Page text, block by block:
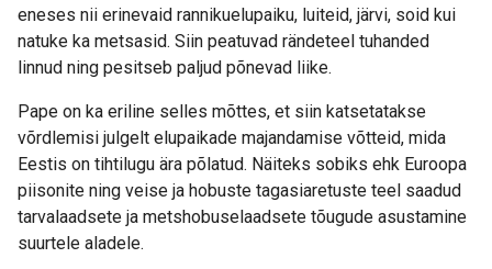
eneses nii erinevaid rannikuelupaiku, luiteid, järvi, soid kui
natuke ka metsasid. Siin peatuvad rändeteel tuhanded
linnud ning pesitseb paljud põnevad liike.
Pape on ka eriline selles mõttes, et siin katsetatakse
võrdlemisi julgelt elupaikade majandamise võtteid, mida
Eestis on tihtilugu ära põlatud. Näiteks sobiks ehk Euroopa
piisonite ning veise ja hobuste tagasiaretuste teel saadud
tarvalaadsete ja metshobuselaadsete tõugude asustamine
suurtele aladele.